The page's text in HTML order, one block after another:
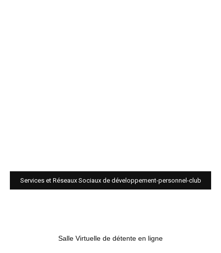
Services et Réseaux Sociaux de développement-personnel-club
Salle Virtuelle de détente en ligne